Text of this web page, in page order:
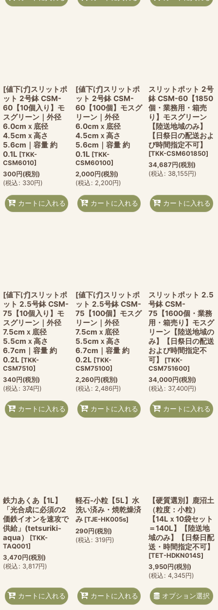
[値下げ]スリットポ
ット 2号鉢 CSM-
60【10個入り】モ
スグリーン｜外径
6.0cmｘ底径
4.5cmｘ高さ
5.6cm｜容量 約
0.1L [TKK-
CSM6010]
300円(税別)
(税込: 330円)
カートに入れる
[値下げ]スリットポ
ット 2号鉢 CSM-
60【100個】モスグ
リーン｜外径
6.0cmｘ底径
4.5cmｘ高さ
5.6cm｜容量 約
0.1L [TKK-
CSM60100]
2,000円(税別)
(税込: 2,200円)
カートに入れる
スリットポット 2号
鉢 CSM-60【1850
個・業務用・箱売
り】モスグリーン
【陸送地域のみ】
【日祭日の配送およ
び時間指定不可】
[TKK-CSM601850]
34,687円(税別)
(税込: 38,155円)
カートに入れる
[値下げ]スリットポ
ット 2.5号鉢 CSM-
75【10個入り】モ
スグリーン｜外径
7.5cmｘ底径
5.5cmｘ高さ
6.7cm｜容量 約
0.2L [TKK-
CSM7510]
340円(税別)
(税込: 374円)
カートに入れる
[値下げ]スリットポ
ット 2.5号鉢 CSM-
75【100個】モスグ
リーン｜外径
7.5cmｘ底径
5.5cmｘ高さ
6.7cm｜容量 約
0.2L [TKK-
CSM75100]
2,260円(税別)
(税込: 2,486円)
カートに入れる
スリットポット 2.5
号鉢 CSM-
75【1600個・業務
用・箱売り】モスグ
リーン【陸送地域の
み】【日祭日の配送
および時間指定不
可】
[TKK-
CSM751600]
34,000円(税別)
(税込: 37,400円)
カートに入れる
鉄力あくあ【1L】
「光合成に必須の2
価鉄イオンを速攻で
供給」(tetsuriki-
aqua）
[TKK-
TAQ001]
3,470円(税別)
(税込: 3,817円)
カートに入れる
軽石-小粒【5L】水
洗い済み・焼乾燥済
み [TJE-HK005s]
290円(税別)
(税込: 319円)
カートに入れる
【硬質選別】鹿沼土
（粒度：小粒）
【14Lｘ10袋セット
＝140L】【陸送地
域のみ】【日祭日配
送・時間指定不可】
[TET-HDKN014S]
3,950円(税別)
(税込: 4,345円)
オプション選択